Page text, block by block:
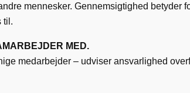
mennesker. Gennemsigtighed betyder
til.
MED.
medarbejder – udviser ansvarlighed